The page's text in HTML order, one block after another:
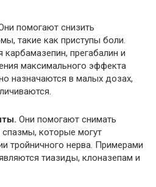
помогают снизить
такие как приступы боли.
прегабалин и
максимального эффекта
назначаются в малых дозах,
Они помогают снимать
которые могут
тройничного нерва. Примерами
тиазиды, клоназепам и